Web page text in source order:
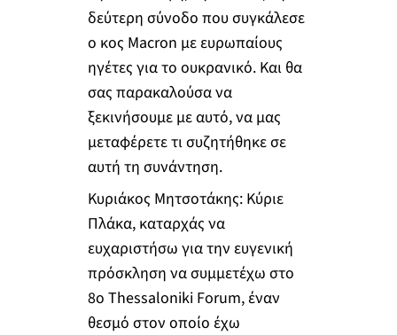
δεύτερη σύνοδο που συγκάλεσε
ο κος Macron με ευρωπαίους
ηγέτες για το ουκρανικό. Και θα
σας παρακαλούσα να
ξεκινήσουμε με αυτό, να μας
μεταφέρετε τι συζητήθηκε σε
αυτή τη συνάντηση.
Κυριάκος Μητσοτάκης: Κύριε
Πλάκα, καταρχάς να
ευχαριστήσω για την ευγενική
πρόσκληση να συμμετέχω στο
8ο Thessaloniki Forum, έναν
θεσμό στον οποίο έχω